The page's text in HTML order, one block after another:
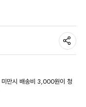
만시 배송비 3,000원이 청